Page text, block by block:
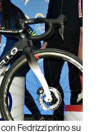
Fedrizzi primo su